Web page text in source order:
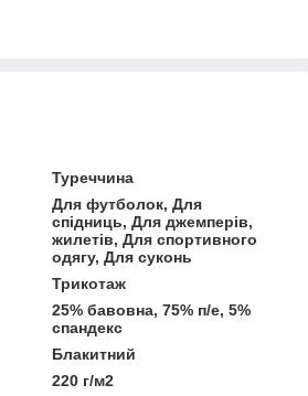
Туреччина
Для футболок, Для
спідниць, Для джемперів,
жилетів, Для спортивного
одягу, Для суконь
Трикотаж
25% бавовна, 75% п/е, 5%
спандекс
Блакитний
220 г/м2